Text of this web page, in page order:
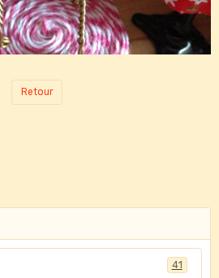
Retour
41